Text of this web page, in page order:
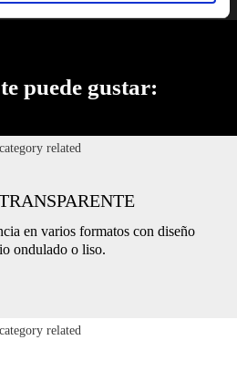
puede gustar:
en varios formatos con diseño
ondulado o liso.